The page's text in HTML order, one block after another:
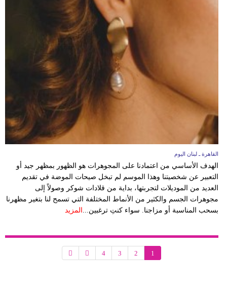
القاهرة ـ لبنان اليوم
الهدف الأساسي من اعتمادنا على المجوهرات هو الظهور بمظهر جيد أو
التعبير عن شخصيتنا وهذا الموسم لم تبخل صيحات الموضة في تقديم
العديد من الموديلات لتجربتها، بداية من قلادات شوكر وصولاً إلى
مجوهرات الجسم والكثير من الأنماط المختلفة التي تسمح لنا بتغير مظهرنا
بسحب المناسبة أو مزاجنا. سواء كنتِ ترغبين... المزيد
1
2
3
4